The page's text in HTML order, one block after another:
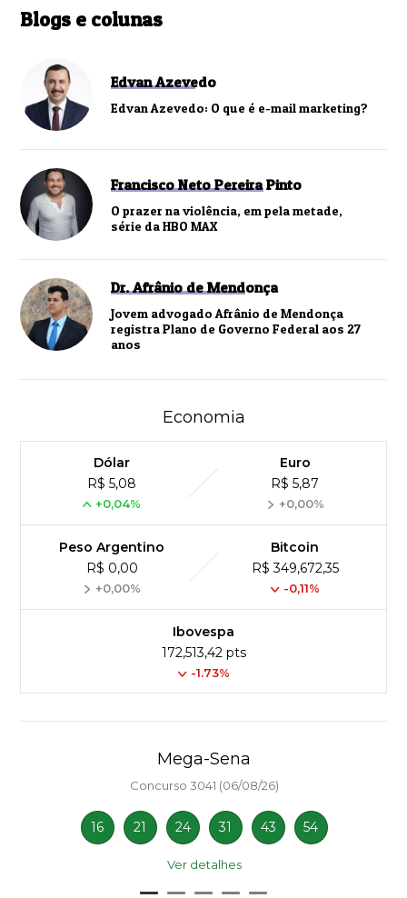
Blogs e colunas
Edvan Azevedo
Edvan Azevedo: O que é e-mail marketing?
Francisco Neto Pereira Pinto
O prazer na violência, em pela metade,
série da HBO MAX
Dr. Afrânio de Mendonça
Jovem advogado Afrânio de Mendonça
registra Plano de Governo Federal aos 27
anos
Economia
Dólar
R$ 5,08
+0,04%
Euro
R$ 5,87
+0,00%
Peso Argentino
R$ 0,00
+0,00%
Bitcoin
R$ 349,672,35
-0,11%
Ibovespa
172,513,42 pts
-1.73%
Mega-Sena
Concurso 3041 (06/08/26)
16 21 24 31 43 54
Ver detalhes